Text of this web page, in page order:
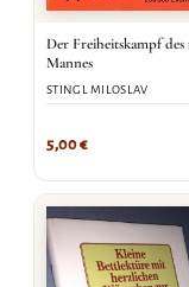
Der Freiheitskampf des
Mannes
STINGL MILOSLAV
5,00€